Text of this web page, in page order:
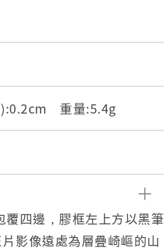
):0.2cm 重量:5.4g
四邊，膠框左上方以黑筆
影像遠處為層疊崎嶇的山